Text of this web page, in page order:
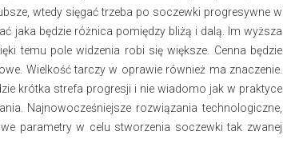
wtedy sięgać trzeba po soczewki progresywne w
jaka będzie różnica pomiędzy bliżą i dalą. Im wyższa
temu pole widzenia robi się większe. Cenna będzie
Wielkość tarczy w oprawie również ma znaczenie.
krótka strefa progresji i nie wiadomo jak w praktyce
Najnowocześniejsze rozwiązania technologiczne,
parametry w celu stworzenia soczewki tak zwanej